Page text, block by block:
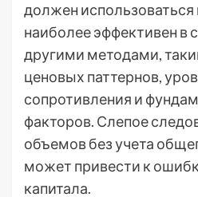
должен
наиболее эффективен в
другими методами,
ценовых паттернов,
сопротивления и
факторов. Слепое
объемов без учета
может привести к
капитала.